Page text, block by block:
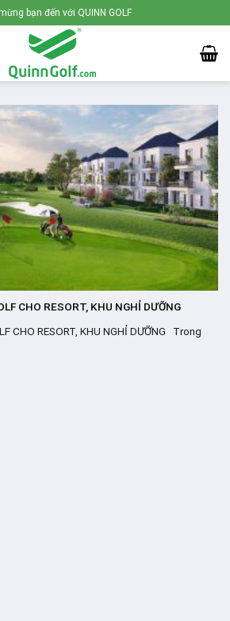
bạn đến với QUINN GOLF
CHO RESORT, KHU NGHỈ DƯỠNG
CHO RESORT, KHU NGHỈ DƯỠNG Trong